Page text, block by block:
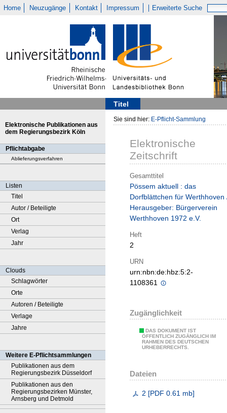
Home Neuzugänge Kontakt Impressum Erweiterte Suche
Titel
Elektronische Publikationen aus
dem Regierungsbezirk Köln
Pflichtabgabe
Ablieferungsverfahren
Listen
Titel
Autor / Beteiligte
Ort
Verlag
Jahr
Clouds
Schlagwörter
Orte
Autoren / Beteiligte
Verlage
Jahre
Weitere E-Pflichtsammlungen
Publikationen aus dem
Regierungsbezirk Düsseldorf
Publikationen aus den
Regierungsbezirken Münster,
Arnsberg und Detmold
Sie sind hier: E-Pflicht-Sammlung
Elektronische
Zeitschrift
Gesamttitel
Pössem aktuell : das
Dorfblättchen für Werthhoven
Herausgeber: Bürgerverein
Werthhoven 1972 e.V.
Heft
2
URN
urn:nbn:de:hbz:5:2-
1108361
Zugänglichkeit
DAS DOKUMENT IST
ÖFFENTLICH ZUGÄNGLICH IM
RAHMEN DES DEUTSCHEN
URHEBERRECHTS.
Dateien
2 [PDF 0.61 mb]